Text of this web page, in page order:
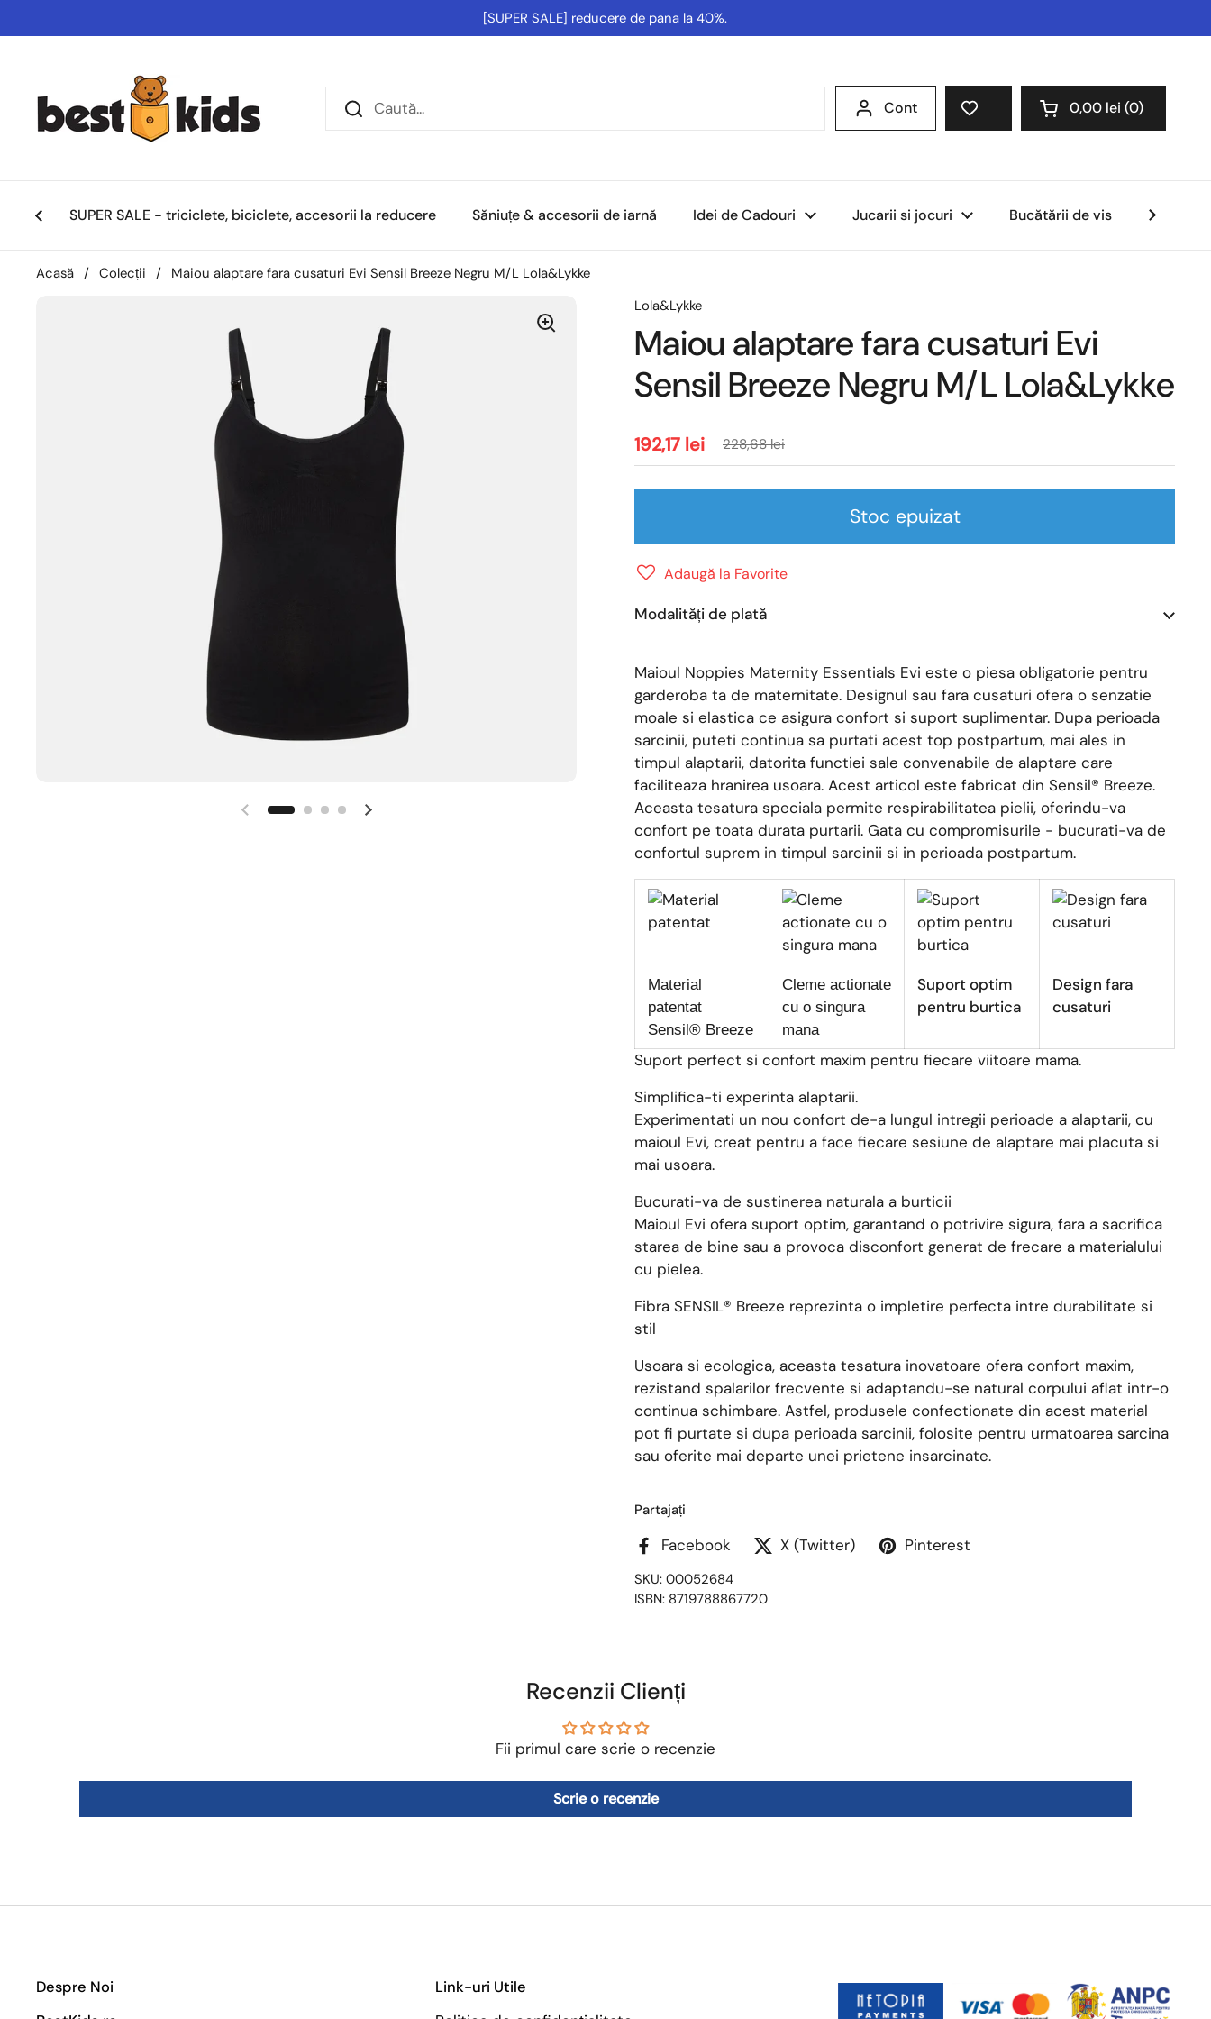
[SUPER SALE] reducere de pana la 40%.
Cont Deschideți coșul
0,00 lei 0
SUPER SALE - triciclete, biciclete, accesorii la reducere Săniuțe & accesorii de iarnă Idei de Cadouri Jucarii si jocuri Bucătării de vis Scaune
Acasă / Colecții / Maiou alaptare fara cusaturi Evi Sensil Breeze Negru M/L Lola&Lykke
Lola&Lykke
Maiou alaptare fara cusaturi Evi
Sensil Breeze Negru M/L Lola&Lykke
192,17 lei 228,68 lei
Stoc epuizat
Adaugă la Favorite
Modalități de plată
Maioul Noppies Maternity Essentials Evi este o piesa obligatorie pentru
garderoba ta de maternitate. Designul sau fara cusaturi ofera o senzatie
moale si elastica ce asigura confort si suport suplimentar. Dupa perioada
sarcinii, puteti continua sa purtati acest top postpartum, mai ales in
timpul alaptarii, datorita functiei sale convenabile de alaptare care
faciliteaza hranirea usoara. Acest articol este fabricat din Sensil® Breeze.
Aceasta tesatura speciala permite respirabilitatea pielii, oferindu-va
confort pe toata durata purtarii. Gata cu compromisurile - bucurati-va de
confortul suprem in timpul sarcinii si in perioada postpartum.
Material
patentat
Sensil® Breeze
Cleme actionate
cu o singura
mana
Suport optim
pentru burtica
Design fara
cusaturi
Suport perfect si confort maxim pentru fiecare viitoare mama.
Simplifica-ti experinta alaptarii.
Experimentati un nou confort de-a lungul intregii perioade a alaptarii, cu
maioul Evi, creat pentru a face fiecare sesiune de alaptare mai placuta si
mai usoara.
Bucurati-va de sustinerea naturala a burticii
Maioul Evi ofera suport optim, garantand o potrivire sigura, fara a sacrifica
starea de bine sau a provoca disconfort generat de frecare a materialului
cu pielea.
Fibra SENSIL® Breeze reprezinta o impletire perfecta intre durabilitate si
stil
Usoara si ecologica, aceasta tesatura inovatoare ofera confort maxim,
rezistand spalarilor frecvente si adaptandu-se natural corpului aflat intr-o
continua schimbare. Astfel, produsele confectionate din acest material
pot fi purtate si dupa perioada sarcinii, folosite pentru urmatoarea sarcina
sau oferite mai departe unei prietene insarcinate.
Partajați
Facebook X (Twitter) Pinterest
SKU: 00052684
ISBN: 8719788867720
Recenzii Clienți
Fii primul care scrie o recenzie
Scrie o recenzie
Despre Noi Link-uri Utile